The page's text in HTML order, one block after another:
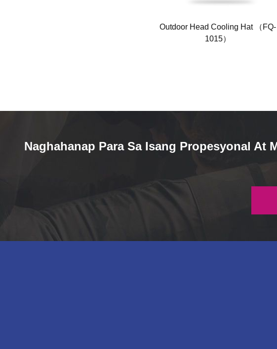
Outdoor Head Cooling Hat （FQ-
1015）
Naghahanap Para Sa Isang Propesyonal At